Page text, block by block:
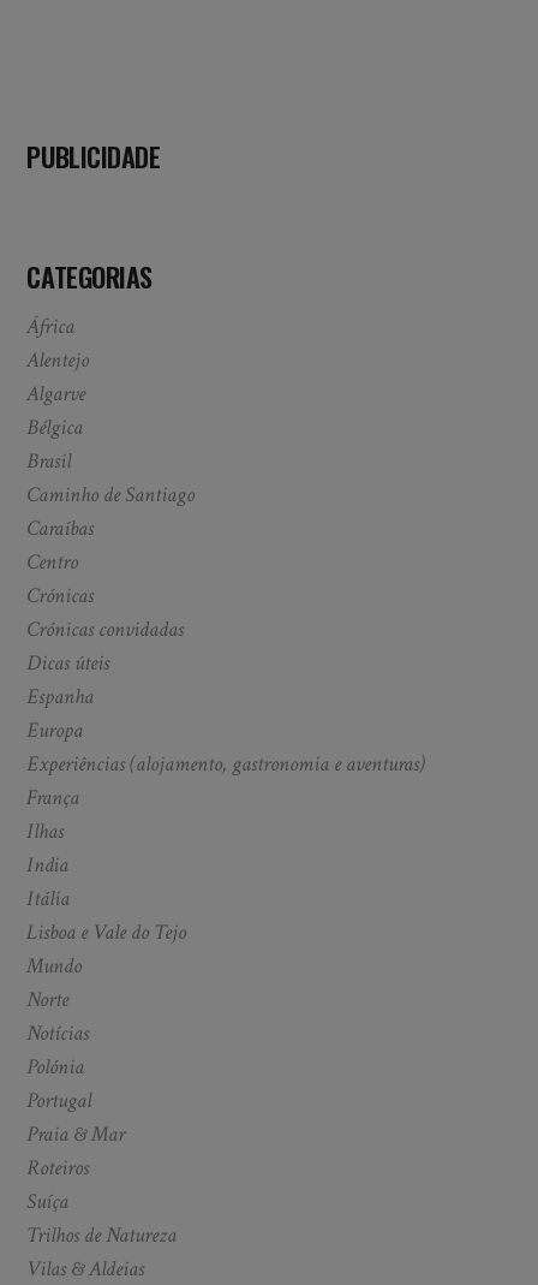
PUBLICIDADE
CATEGORIAS
África
Alentejo
Algarve
Bélgica
Brasil
Caminho de Santiago
Caraíbas
Centro
Crónicas
Crónicas convidadas
Dicas úteis
Espanha
Europa
Experiências (alojamento, gastronomia e aventuras)
França
Ilhas
India
Itália
Lisboa e Vale do Tejo
Mundo
Norte
Notícias
Polónia
Portugal
Praia & Mar
Roteiros
Suíça
Trilhos de Natureza
Vilas & Aldeias